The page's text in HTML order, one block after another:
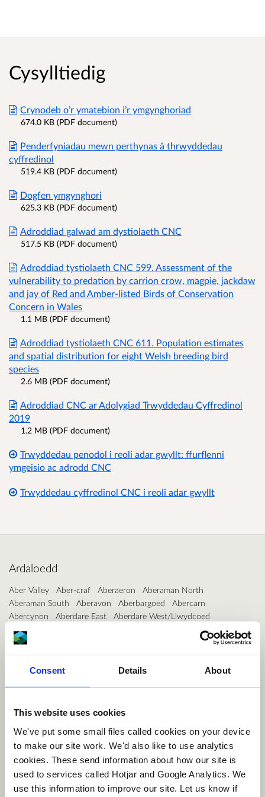
Consent Details About
This website uses cookies
We've put some small files called cookies on your device
to make our site work. We'd also like to use analytics
cookies. These send information about how our site is
used to services called Hotjar and Google Analytics. We
use this information to improve our site. Let us know if
Cysylltiedig
Crynodeb o’r ymatebion i’r ymgynghoriad
674.0 KB (PDF document)
Penderfyniadau mewn perthynas â thrwyddedau
cyffredinol
519.4 KB (PDF document)
Dogfen ymgynghori
625.3 KB (PDF document)
Adroddiad galwad am dystiolaeth CNC
517.5 KB (PDF document)
Adroddiad tystiolaeth CNC 599. Assessment of the
vulnerability to predation by carrion crow, magpie, jackdaw
and jay of Red and Amber-listed Birds of Conservation
Concern in Wales
1.1 MB (PDF document)
Adroddiad tystiolaeth CNC 611. Population estimates
and spatial distribution for eight Welsh breeding bird
species
2.6 MB (PDF document)
Adroddiad CNC ar Adolygiad Trwyddedau Cyffredinol
2019
1.2 MB (PDF document)
Trwyddedau penodol i reoli adar gwyllt: ffurflenni
ymgeisio ac adrodd CNC
Trwyddedau cyffredinol CNC i reoli adar gwyllt
Ardaloedd
Aber Valley Aber-craf Aberaeron
Aberaman North
Aberaman South
Aberavon Aberbargoed
Abercarn
Abercynon
Aberdare East
Aberdare West/Llwydcoed
Aberdaron
Abergele Pensarn
Abergwili
Abersoch
Abersychan
Aberteifi/Cardigan-Mwldan
Aberteifi/Cardigan-Rhyd-y-Fuwch
Aberteifi/Cardigan-Teifi
Aberystwyth Rheidol
Acton
Aston
Badminton Bagillt East Bagillt West Baglan
Bala
Banwy
Bargoed Baruc Beaufort Beddau
Bedlinog
Bedwas, Trethomas and Machen
Beechwood Beguildy
Berriew
Bethel
Bettws Betws Betws yn Rhos Betws-y-Coed
Beulah
Bigyn
Bishopston Blackmill Blackwood
Blaen Hafren